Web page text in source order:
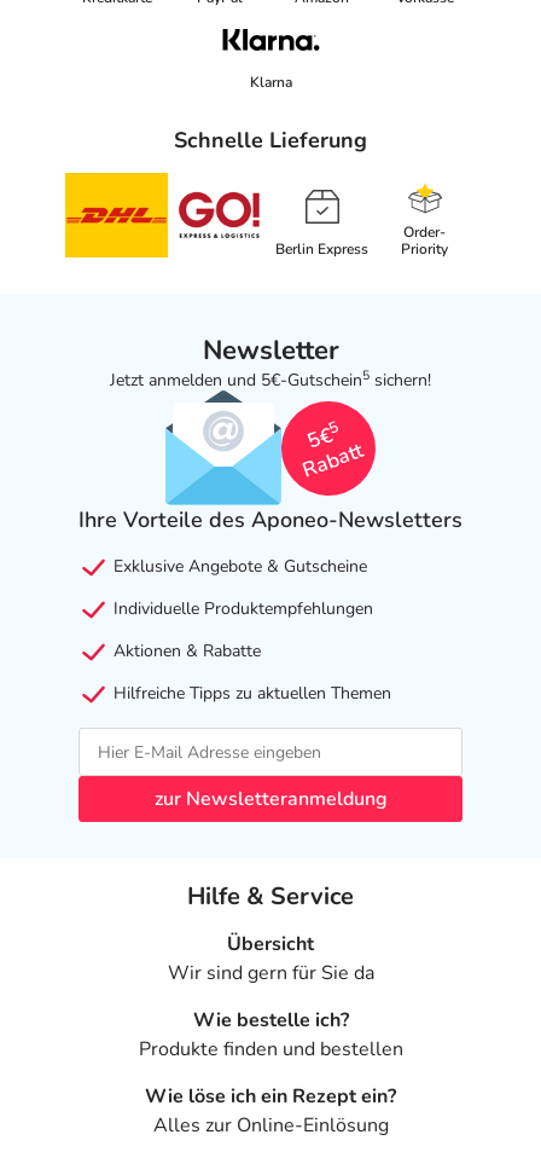
Klarna
Schnelle Lieferung
Berlin Express
Order-
Priority
Newsletter
Jetzt anmelden und 5€-Gutschein5 sichern!
5€
5
Rabatt
Ihre Vorteile des Aponeo-Newsletters
Exklusive Angebote & Gutscheine
Individuelle Produktempfehlungen
Aktionen & Rabatte
Hilfreiche Tipps zu aktuellen Themen
zur Newsletteranmeldung
Hilfe & Service
Übersicht
Wir sind gern für Sie da
Wie bestelle ich?
Produkte finden und bestellen
Wie löse ich ein Rezept ein?
Alles zur Online-Einlösung